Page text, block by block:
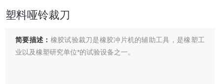
塑料哑铃裁刀
简要描述： 橡胶试验裁刀是橡胶冲片机的辅助工具，是橡塑工
业以及橡塑研究单位*的试验设备之一。